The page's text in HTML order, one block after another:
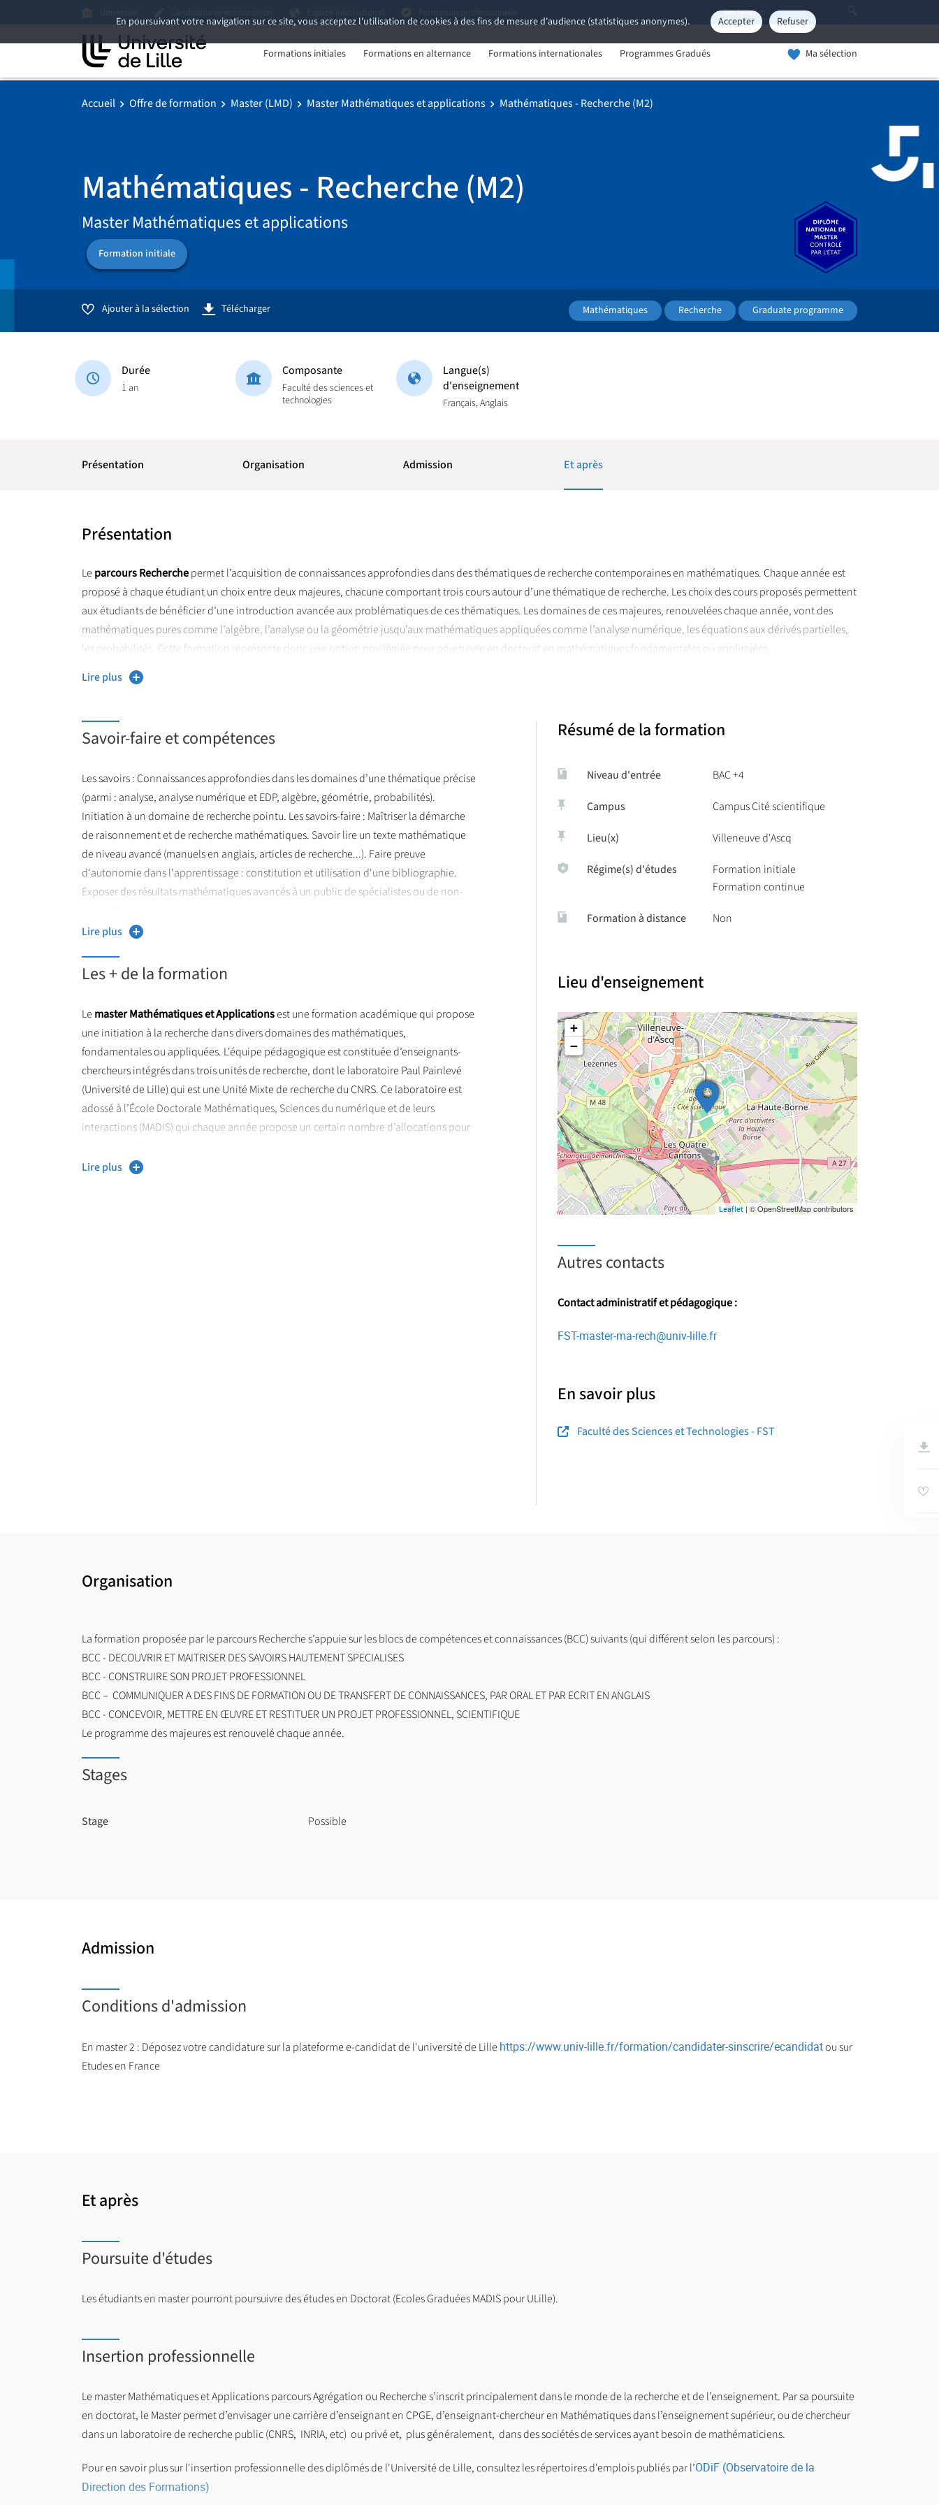
En poursuivant votre navigation sur ce site, vous acceptez l'utilisation de cookies à des fins de mesure d'audience (statistiques anonymes). Accepter Refuser
Formations initiales Formations en alternance Formations internationales Programmes Gradués Ma sélection
Accueil Offre de formation Master (LMD) Master Mathématiques et applications Mathématiques - Recherche (M2)
Mathématiques - Recherche (M2)
Master Mathématiques et applications
Formation initiale
Ajouter à la sélection Télécharger Mathématiques Recherche Graduate programme
Durée
1 an
Composante
Faculté des sciences et
technologies
Langue(s)
d'enseignement
Français, Anglais
Présentation Organisation Admission Et après
Présentation
Leparcours Recherchepermet l’acquisition de connaissances approfondies dans des thématiques de recherche contemporaines en mathématiques. Chaque année est
proposé à chaque étudiant un choix entre deux majeures, chacune comportant trois cours autour d’une thématique de recherche. Les choix des cours proposés permettent
aux étudiants de bénéficier d’une introduction avancée aux problématiques de ces thématiques. Les domaines de ces majeures, renouvelées chaque année, vont des
mathématiques pures comme l’algèbre, l’analyse ou la géométrie jusqu’aux mathématiques appliquées comme l’analyse numérique, les équations aux dérivés partielles,
les probabilités. Cette formation représente donc une option privilégiée pour poursuivre en doctorat en mathématiques fondamentales ou appliquées
Lire plus
Savoir-faire et compétences
Les savoirs : Connaissances approfondies dans les domaines d’une thématique précise
(parmi : analyse, analyse numérique et EDP, algèbre, géométrie, probabilités).
Initiation à un domaine de recherche pointu. Les savoirs-faire : Maîtriser la démarche
de raisonnement et de recherche mathématiques. Savoir lire un texte mathématique
de niveau avancé (manuels en anglais, articles de recherche...). Faire preuve
d'autonomie dans l'apprentissage : constitution et utilisation d'une bibliographie.
Exposer des résultats mathématiques avancés à un public de spécialistes ou de non-
Lire plus
Les + de la formation
Lemaster Mathématiques et Applicationsest une formation académique qui propose
une initiation à la recherche dans divers domaines des mathématiques,
fondamentales ou appliquées. L'équipe pédagogique est constituée d’enseignants-
chercheurs intégrés dans trois unités de recherche, dont le laboratoire Paul Painlevé
(Université de Lille) qui est une Unité Mixte de recherche du CNRS. Ce laboratoire est
adossé à l’École Doctorale Mathématiques, Sciences du numérique et de leurs
interactions (MADIS) qui chaque année propose un certain nombre d’allocations pour
l’agrégation et permet ainsi de présenter le concours (agrégation externe ou spéciale)
Lire plus
Résumé de la formation
Niveau d'entrée BAC +4
Campus Campus Cité scientifique
Lieu(x) Villeneuve d'Ascq
Régime(s) d'études
Formation initiale
Formation continue
Formation à distance Non
Lieu d'enseignement
+
−
Leaflet| © OpenStreetMap contributors
Autres contacts
Contact administratif et pédagogique :
FST-master-ma-rech@univ-lille.fr
En savoir plus
Faculté des Sciences et Technologies - FST
Organisation
La formation proposée par le parcours Recherche s’appuie sur les blocs de compétences et connaissances (BCC) suivants (qui différent selon les parcours) :
BCC - DECOUVRIR ET MAITRISER DES SAVOIRS HAUTEMENT SPECIALISES
BCC - CONSTRUIRE SON PROJET PROFESSIONNEL
BCC – COMMUNIQUER A DES FINS DE FORMATION OU DE TRANSFERT DE CONNAISSANCES, PAR ORAL ET PAR ECRIT EN ANGLAIS
BCC - CONCEVOIR, METTRE EN ŒUVRE ET RESTITUER UN PROJET PROFESSIONNEL, SCIENTIFIQUE
Le programme des majeures est renouvelé chaque année.
Stages
Stage Possible
Admission
Conditions d'admission
En master 2 : Déposez votre candidature sur la plateforme e-candidat de l'université de Lillehttps://www.univ-lille.fr/formation/candidater-sinscrire/ecandidatou sur
Etudes en France
Et après
Poursuite d'études
Les étudiants en master pourront poursuivre des études en Doctorat (Ecoles Graduées MADIS pour ULille).
Insertion professionnelle
Le master Mathématiques et Applications parcours Agrégation ou Recherche s’inscrit principalement dans le monde de la recherche et de l’enseignement. Par sa poursuite
en doctorat, le Master permet d’envisager une carrière d’enseignant en CPGE, d’enseignant-chercheur en Mathématiques dans l’enseignement supérieur, ou de chercheur
dans un laboratoire de recherche public (CNRS, INRIA, etc) ou privé et, plus généralement, dans des sociétés de services ayant besoin de mathématiciens.
Pour en savoir plus sur l'insertion professionnelle des diplômés de l'Université de Lille, consultez les répertoires d'emplois publiés par l’ODiF (Observatoire de la
Direction des Formations)